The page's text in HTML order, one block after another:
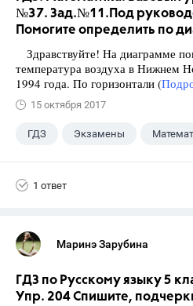
№37. Зад.№11.Под
Помогите определить по
Здравствуйте! На диаграмме
температура воздуха в Нижнем
1994 года. По горизонтали (
15 октября 2017
ГДЗ Экзамены
1 ответ
Маринэ Зарубина
ГДЗ по Русскому языку 5
Упр. 204 Спишите,